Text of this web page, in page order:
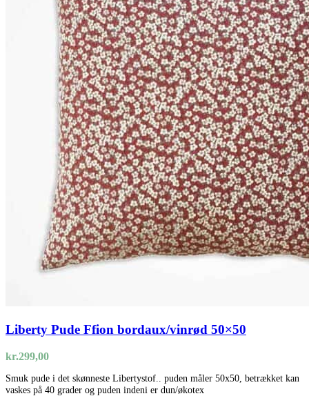
Liberty Pude Ffion bordaux/vinrød 50×50
kr.299,00
Smuk pude i det skønneste Libertystof.. puden måler 50x50, betrækket kan
vaskes på 40 grader og puden indeni er dun/økotex